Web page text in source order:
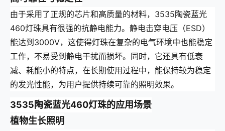
由于采用了正规的芯片和高质量的材料，3535陶瓷蓝光
460灯珠具有很强的抗静电能力。静电击穿电压（ESD）
能达到3000V，这使得灯珠在复杂的电气环境中也能稳定
工作，不易受到静电干扰而损坏。同时，它还具有低衰
减、耗能小的特点，在长期使用过程中，能保持较为稳定
的发光性能，为用户提供持续可靠的照明效果。
3535陶瓷蓝光460灯珠的应用场景
植物生长照明